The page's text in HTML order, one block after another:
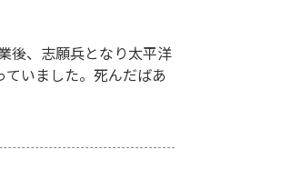
後、志願兵となり太平洋
いました。死んだばあ